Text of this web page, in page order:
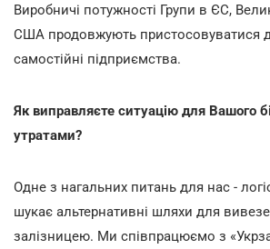
Виробничі потужності Групи в ЄС,
США продовжують пристосовуватися
самостійні підприємства.
Як виправляєте ситуацію для Вашого
утратами?
Одне з нагальних питань для нас -
шукає альтернативні шляхи для
залізницею. Ми співпрацюємо з